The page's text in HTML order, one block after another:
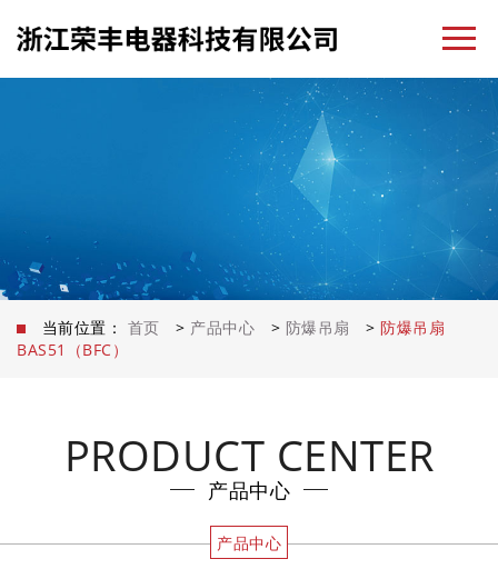
当前位置： 首页 > 产品中心 > 防爆吊扇 > 防爆吊扇
BAS51（BFC）
PRODUCT CENTER
产品中心
产品中心